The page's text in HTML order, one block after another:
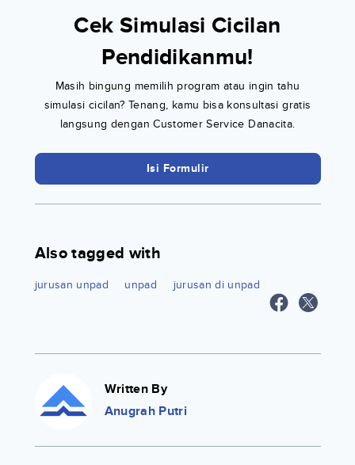
Cek Simulasi Cicilan
Pendidikanmu!
Masih bingung memilih program atau ingin tahu
simulasi cicilan? Tenang, kamu bisa konsultasi gratis
langsung dengan Customer Service Danacita.
Isi Formulir
Also tagged with
jurusan unpad unpad jurusan di unpad
Written By
Anugrah Putri